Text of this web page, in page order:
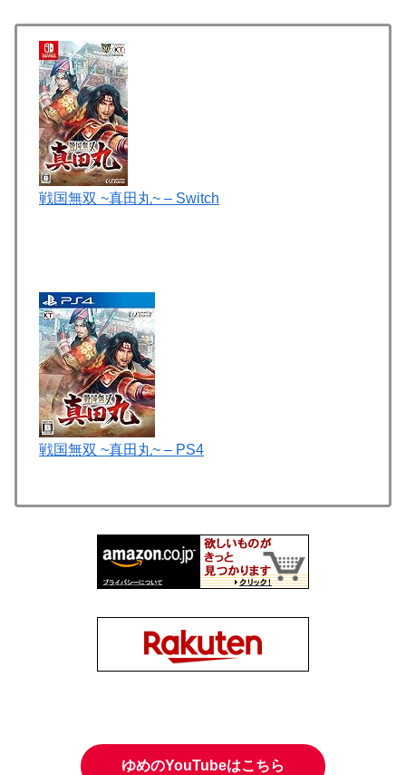
戦国無双 ~真田丸~ – Switch
戦国無双 ~真田丸~ – PS4
ゆめのYouTubeはこちら